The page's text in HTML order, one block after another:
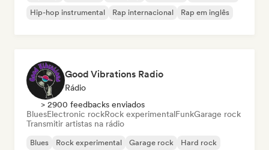
Hip-hop instrumental
Rap internacional Rap em inglês
Good Vibrations Radio
Rádio
> 2900 feedbacks enviados
BluesElectronic rockRock experimentalFunkGarage rock
Transmitir artistas na rádio
Blues Rock experimental Garage rock
Hard rock